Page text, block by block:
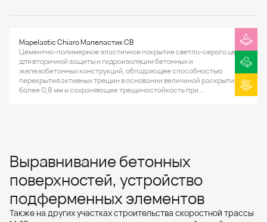
Mapelastic Chiaro Мапеластик СВ
Цементно-полимерное эластичное покрытие светло-серого цвета
для вторичной защиты и гидроизоляции бетонных и
железобетонных конструкций, обладающее способностью
перекрытия активных трещин в основании величиной раскрытия не
более 0,8 мм и сохраняющее трещиностойкость при
Выравнивание бетонных
поверхностей, устройство
подферменных элементов
Также на других участках строительства скоростной трассы